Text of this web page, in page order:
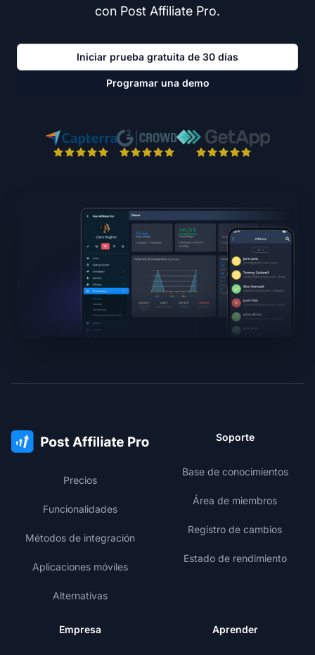
con Post Affiliate Pro.
Iniciar prueba gratuita de 30 días
Programar una demo
Precios
Funcionalidades
Métodos de integración
Aplicaciones móviles
Alternativas
Soporte
Base de conocimientos
Área de miembros
Registro de cambios
Estado de rendimiento
Empresa Aprender